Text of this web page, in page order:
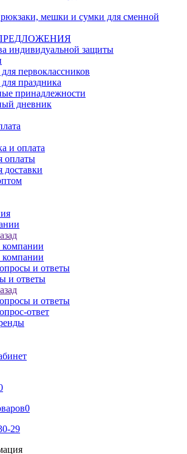
мешки и сумки для сменной
индивидуальной защиты
первоклассников
праздника
принадлежности
дневник
и оплата
оплаты
доставки
и ответы
и ответы
и ответы
ответ
0
29